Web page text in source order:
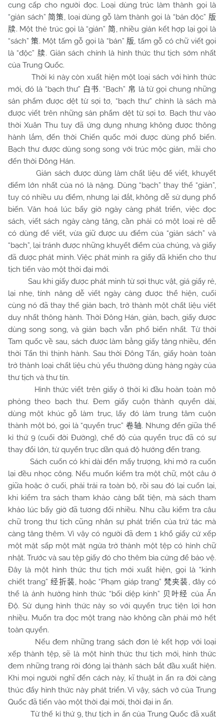
cung cấp cho người đọc. Loại dùng trúc làm thành gọi là
“giản sách” 简策, loại dùng gỗ làm thành gọi là “bản độc” 版
牍. Một thẻ trúc gọi là “giản” 简, nhiều giản kết hợp lại gọi là
“sách”策. Một tấm gỗ gọi là “bản” 版, tấm gỗ có chữ viết gọi
là “độc” 牍. Giản sách chính là hình thức thư tịch sớm nhất
của Trung Quốc.
Thời kì này còn xuất hiện một loại sách với hình thức
mới, đó là “bạch thư” 白书. “Bạch” 帛 là từ gọi chung những
sản phẩm được dệt từ sợi tơ, “bạch thư” chính là sách mà
được viết trên những sản phẩm dệt từ sợi tơ. Bạch thư vào
thời Xuân Thu tuy đã ứng dụng nhưng không được thông
hành lắm, đến thời Chiến quốc mới được dùng phổ biến.
Bạch thư được dùng song song với trúc mộc giản, mãi cho
đến thời Đông Hán.
Giản sách được dùng làm chất liệu để viết, khuyết
điểm lớn nhất của nó là nặng. Dùng “bạch” thay thế “giản”,
tuy có nhiều ưu điểm, nhưng lại đắt, không dễ sử dụng phổ
biến. Văn hoá lúc bấy giờ ngày càng phát triển, việc đọc
sách, viết sách ngày càng tăng, cần phải có một loại rẻ dễ
có dùng để viết, vừa giữ được ưu điểm của “giản sách” và
“bạch”, lại tránh được những khuyết điểm của chúng, và giấy
đã được phát minh. Việc phát minh ra giấy đã khiến cho thư
tịch tiến vào một thời đại mới.
Sau khi giấy được phát minh từ sợi thực vật, giá giấy rẻ,
lại nhẹ, tính năng dễ viết ngày càng được thể hiện, cuối
cùng nó đã thay thế giản bạch, trở thành một chất liệu viết
duy nhất thông hành. Thời Đông Hán, giản, bạch, giấy được
dùng song song, và giản bạch vẫn phổ biến nhất. Từ thời
Tam quốc về sau, sách được làm bằng giấy tăng nhiều, đến
thời Tấn thì thịnh hành. Sau thời Đông Tấn, giấy hoàn toàn
trở thành loại chất liệu chủ yếu thường dùng hàng ngày của
thư tịch và thư tín.
Hình thức viết trên giấy ở thời kì đầu hoàn toàn mô
phỏng theo bạch thư. Đem giấy cuộn thành quyển dài,
dùng một khúc gỗ làm trục, lấy đó làm trung tâm cuộn
thành một bó, gọi là “quyển trục” 卷轴. Nhưng đến giữa thế
kỉ thứ 9 (cuối đời Đường), chế độ của quyển trục đã có sự
thay đổi lớn, từ quyển trục dần quá độ hướng đến trang.
Sách cuốn có khi dài đến mấy trượng, khi mở ra cuốn
lại đều nhọc công. Nếu muốn kiểm tra một chữ, một câu ở
giữa hoặc ở cuối, phải trải ra toàn bộ, rồi sau đó lại cuốn lại,
khi kiểm tra sách tham khảo càng bất tiện, mà sách tham
khảo lúc bấy giờ đã tương đối nhiều. Nhu cầu kiểm tra câu
chữ trong thư tịch cũng nhân sự phát triển của trứ tác mà
càng tăng thêm. Vì vậy có người đã đem 1 khổ giấy cứ xếp
một mặt sấp một mặt ngửa trở thành một tệp có hình chữ
nhật. Trước và sau tệp giấy đó cho thêm bìa cứng để bảo vệ.
Đây là một hình thức thư tịch mới xuất hiện, gọi là “kinh
chiết trang”经折装, hoặc “Phạm giáp trang”梵夹装, đây có
thể là ảnh hưởng hình thức “bối diệp kinh” 贝叶经 của Ấn
Độ. Sử dụng hình thức này so với quyển trục tiện lợi hơn
nhiều. Muốn tra đọc một trang nào không cần phải mở hết
toàn quyển.
Nếu đem những trang sách đơn lẻ kết hợp với loại
xếp thành tệp, sẽ là một hình thức thư tịch mới, hình thức
đem những trang rời đóng lại thành sách bắt đầu xuất hiện.
Khi mọi người nghĩ đến cách này, kĩ thuật in ấn ra đời càng
thúc đẩy hình thức này phát triển. Vì vậy, sách vở của Trung
Quốc đã tiến vào một thời đại mới, thời đại in ấn.
Từ thế kỉ thứ 9, thư tịch in ấn của Trung Quốc đã xuất